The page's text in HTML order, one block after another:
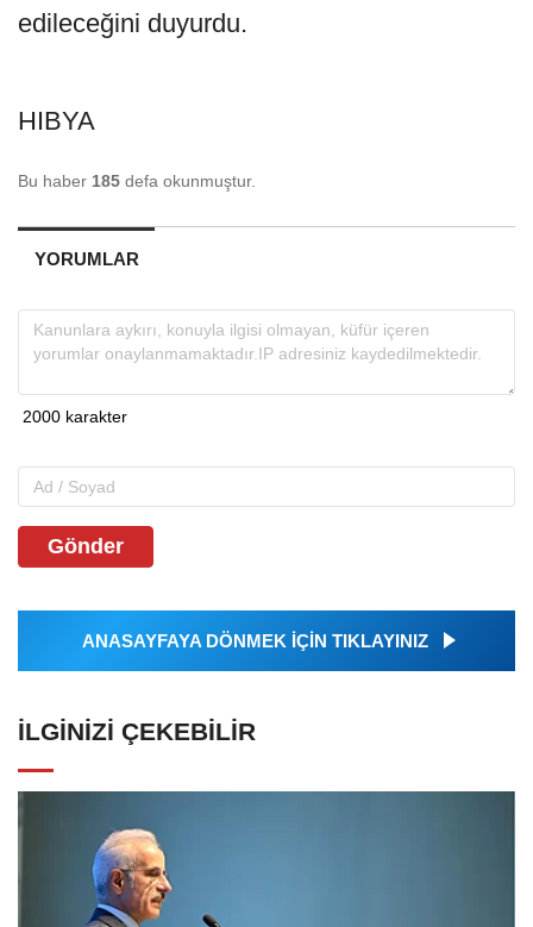
edileceğini duyurdu.
HIBYA
Bu haber 185 defa okunmuştur.
YORUMLAR
Gönder
ANASAYFAYA DÖNMEK İÇİN TIKLAYINIZ
İLGINIZI ÇEKEBILIR